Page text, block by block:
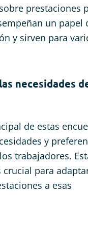
prestaciones
un papel
y sirven para
necesidades
de estas
y
trabajadores.
para
a esas